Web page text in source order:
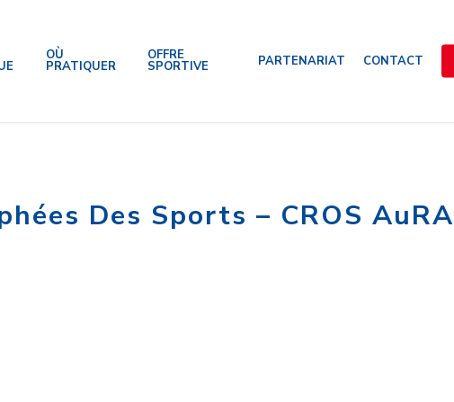
OÙ
PRATIQUER
OFFRE
SPORTIVE PARTENARIAT CONTACT
Des Sports – CROS AuRA